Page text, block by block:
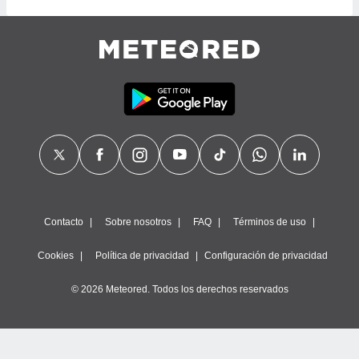
únicos
similares
este sitio
de
Contacto Sobre nosotros FAQ Términos de uso
Cookies Política de privacidad Configuración de privacidad
© 2026 Meteored. Todos los derechos reservados